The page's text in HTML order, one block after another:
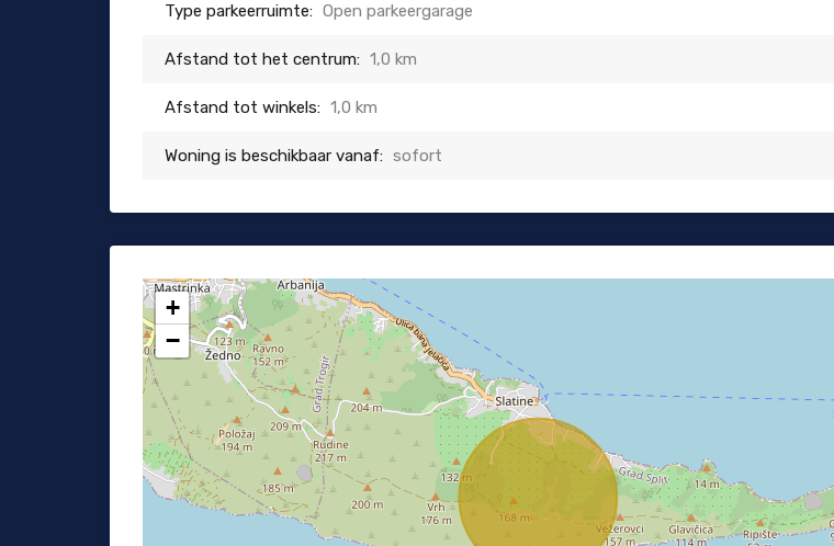
Type parkeerruimte: Open parkeergarage
Afstand tot het centrum: 1,0 km
Afstand tot winkels: 1,0 km
Woning is beschikbaar vanaf: sofort
+
−